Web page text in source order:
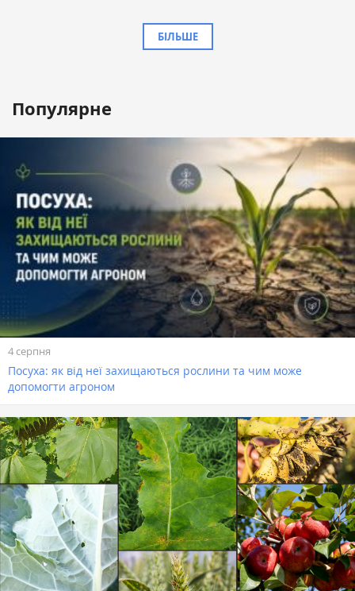
БІЛЬШЕ
Популярне
4 серпня
Посуха: як від неї захищаються рослини та чим може
допомогти агроном